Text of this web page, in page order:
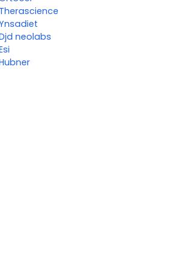
Therascience
neolabs